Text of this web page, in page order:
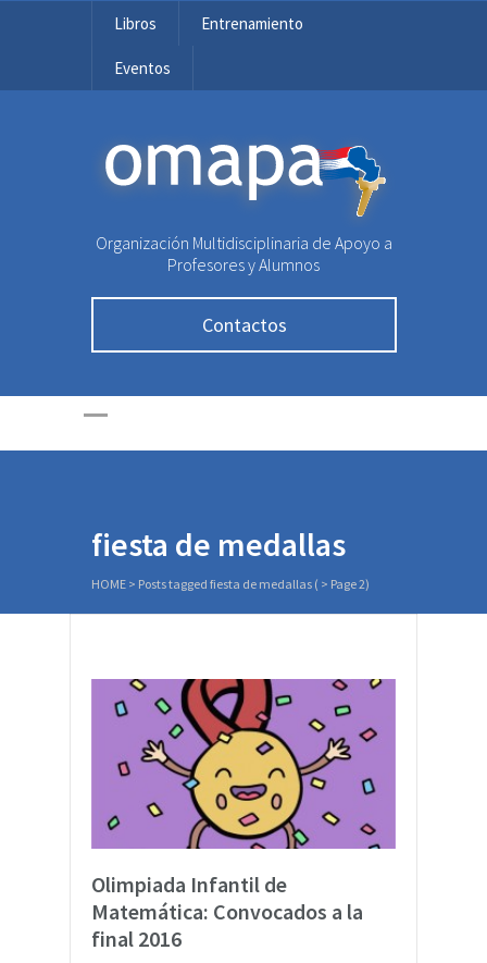
Libros Entrenamiento
Eventos
OMAPA
Organización Multidisciplinaria de Apoyo a
Profesores y Alumnos
Contactos
fiesta de medallas
HOME > Posts tagged fiesta de medallas ( > Page 2)
Olimpiada Infantil de
Matemática: Convocados a la
final 2016